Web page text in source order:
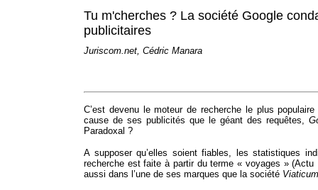
Tu m'cherches ? La société Google
publicitaires
Juriscom.net, Cédric Manara
C’est devenu le moteur de recherche le plus
cause de ses publicités que le géant des requêtes,
Paradoxal ?
A supposer qu’elles soient fiables, les statistiques
recherche est faite à partir du terme « voyages »
aussi dans l’une de ses marques que la société Viaticum